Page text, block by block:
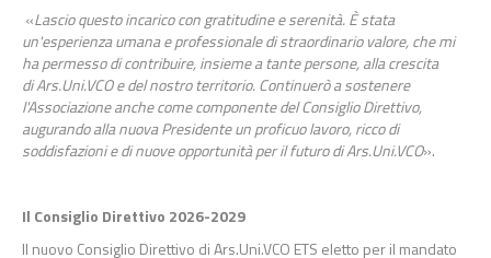
«Lascio questo incarico con gratitudine e serenità. È stata
un'esperienza umana e professionale di straordinario valore, che mi
ha permesso di contribuire, insieme a tante persone, alla crescita
di Ars.Uni.VCO e del nostro territorio. Continuerò a sostenere
l'Associazione anche come componente del Consiglio Direttivo,
augurando alla nuova Presidente un proficuo lavoro, ricco di
soddisfazioni e di nuove opportunità per il futuro di Ars.Uni.VCO».
Il Consiglio Direttivo 2026-2029
Il nuovo Consiglio Direttivo di Ars.Uni.VCO ETS eletto per il mandato